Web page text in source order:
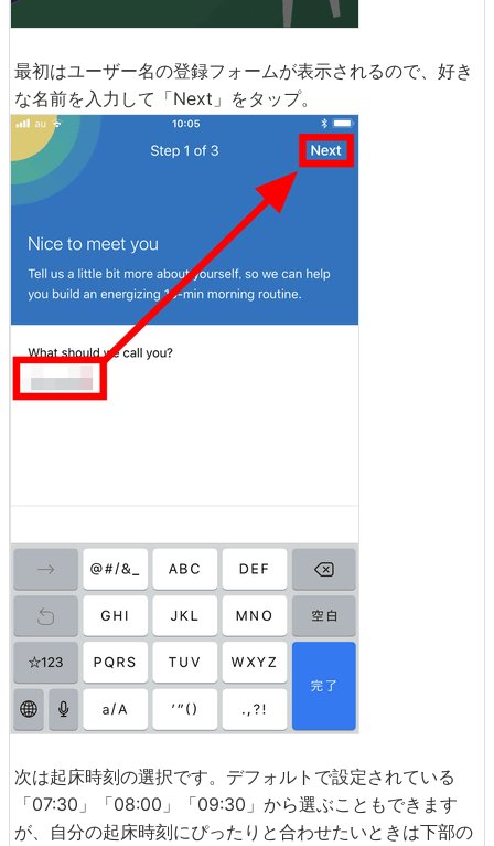
最初はユーザー名の登録フォームが表示されるので、好き
な名前を入力して「Next」をタップ。
次は起床時刻の選択です。デフォルトで設定されている
「07:30」「08:00」「09:30」から選ぶこともできます
が、自分の起床時刻にぴったりと合わせたいときは下部の